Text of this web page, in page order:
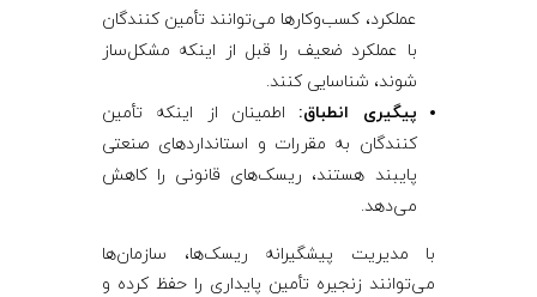
عملکرد، کسب‌وکارها می‌توانند تأمین ‌کنندگان
با عملکرد ضعیف را قبل از اینکه مشکل‌ساز
شوند، شناسایی کنند.
پیگیری انطباق: اطمینان از اینکه تأمین
‌کنندگان به مقررات و استانداردهای صنعتی
پایبند هستند، ریسک‌های قانونی را کاهش
می‌دهد.
با مدیریت پیشگیرانه ریسک‌ها، سازمان‌ها
می‌توانند زنجیره تأمین پایداری را حفظ کرده و